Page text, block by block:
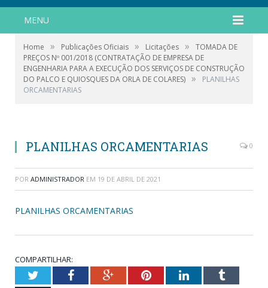
MENU
Home » Publicações Oficiais » Licitações »
TOMADA DE
PREÇOS Nº 001/2018 (CONTRATAÇÃO DE EMPRESA DE
ENGENHARIA PARA A EXECUÇÃO DOS SERVIÇOS DE CONSTRUÇÃO
DO PALCO E QUIOSQUES DA ORLA DE COLARES) »
PLANILHAS
ORCAMENTARIAS
PLANILHAS ORCAMENTARIAS 0
POR ADMINISTRADOR EM 19 DE ABRIL DE 2021
PLANILHAS ORCAMENTARIAS
COMPARTILHAR:
TwitterFacebookGoogle+PinterestLinkedInTumblr